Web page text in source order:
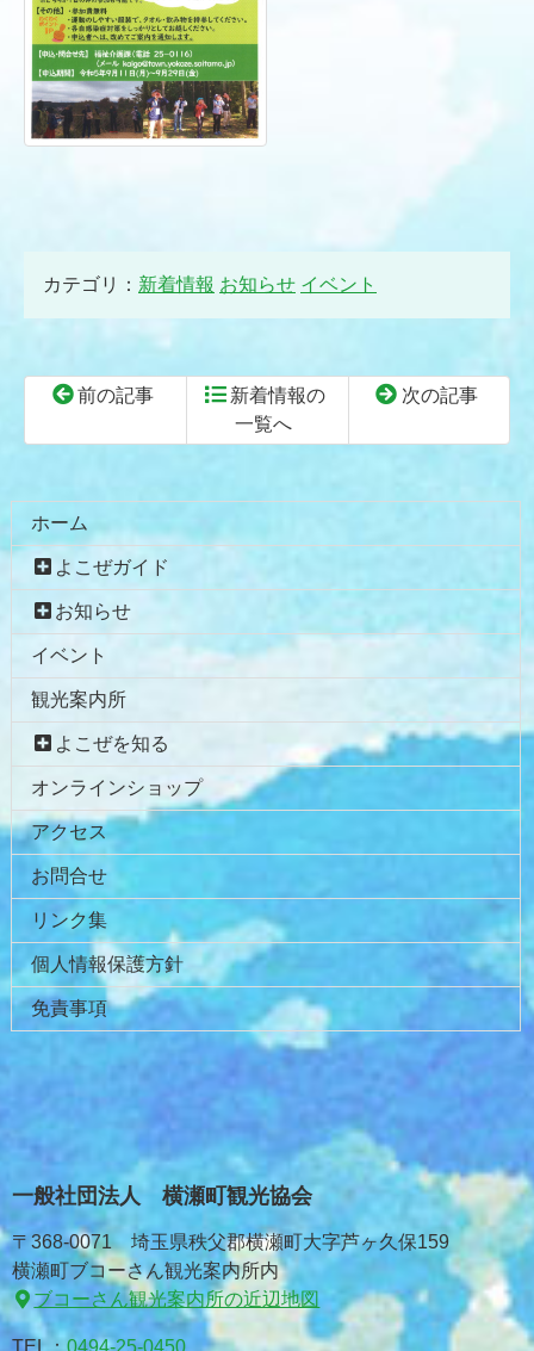
カテゴリ： 新着情報 お知らせ イベント
前の記事
新着情報の
一覧へ
次の記事
ン
文
戻
の
へ
ホーム
よこぜガイド
お知らせ
イベント
観光案内所
よこぜを知る
オンラインショップ
アクセス
お問合せ
リンク集
個人情報保護方針
免責事項
一般社団法人 横瀬町観光協会
〒368-0071 埼玉県秩父郡横瀬町大字芦ヶ久保159
横瀬町ブコーさん観光案内所内
ブコーさん観光案内所の近辺地図